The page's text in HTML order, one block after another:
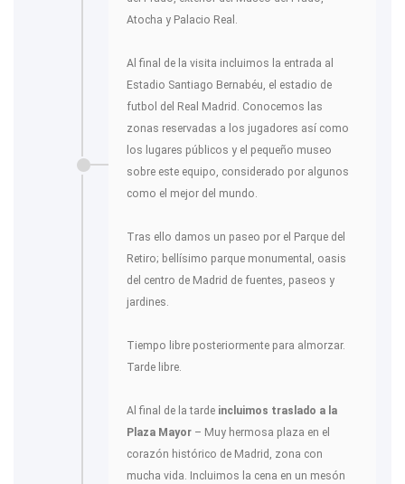
Atocha y Palacio Real.
Al final de la visita incluimos la entrada al
Estadio Santiago Bernabéu, el estadio de
futbol del Real Madrid. Conocemos las
zonas reservadas a los jugadores así como
los lugares públicos y el pequeño museo
sobre este equipo, considerado por algunos
como el mejor del mundo.
Tras ello damos un paseo por el Parque del
Retiro; bellísimo parque monumental, oasis
del centro de Madrid de fuentes, paseos y
jardines.
Tiempo libre posteriormente para almorzar.
Tarde libre.
Al final de la tarde incluimos traslado a la
Plaza Mayor – Muy hermosa plaza en el
corazón histórico de Madrid, zona con
mucha vida. Incluimos la cena en un mesón